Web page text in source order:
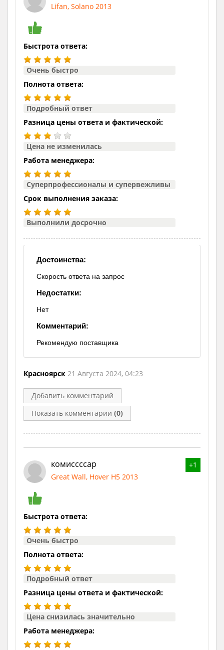
Lifan, Solano 2013
Быстрота ответа:
Очень быстро
Полнота ответа:
Подробный ответ
Разница цены ответа и фактической:
Цена не изменилась
Работа менеджера:
Суперпрофессионалы и супервежливы
Срок выполнения заказа:
Выполнили досрочно
Достоинства:
Скорость ответа на запрос
Недостатки:
Нет
Комментарий:
Рекомендую поставщика
Красноярск 21 Августа 2024, 04:23
Добавить комментарий
Показать комментарии (0)
+1
комиссссар
Great Wall, Hover H5 2013
Быстрота ответа:
Очень быстро
Полнота ответа:
Подробный ответ
Разница цены ответа и фактической:
Цена снизилась значительно
Работа менеджера: